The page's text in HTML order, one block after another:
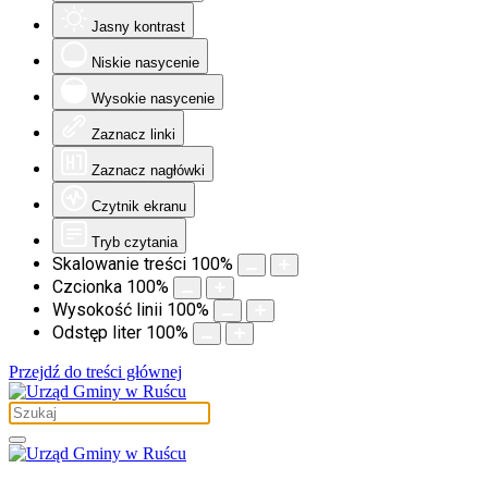
Jasny kontrast
Niskie nasycenie
Wysokie nasycenie
Zaznacz linki
Zaznacz nagłówki
Czytnik ekranu
Tryb czytania
Skalowanie treści 100%
Czcionka 100%
Wysokość linii 100%
Odstęp liter 100%
Przejdź do treści głównej